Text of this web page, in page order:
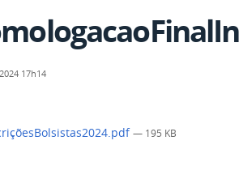
17h14
— 195 KB